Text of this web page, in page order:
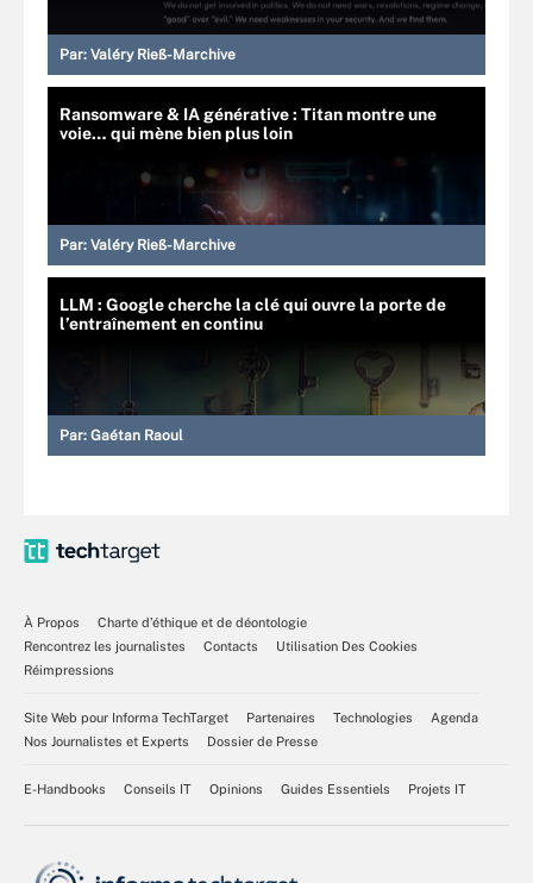
Par: Valéry Rieß-Marchive
Ransomware & IA générative : Titan montre une
voie… qui mène bien plus loin
Par: Valéry Rieß-Marchive
LLM : Google cherche la clé qui ouvre la porte de
l’entraînement en continu
Par: Gaétan Raoul
À Propos
Charte d’éthique et de déontologie
Rencontrez les journalistes
Contacts
Utilisation Des Cookies
Réimpressions
Site Web pour Informa TechTarget Partenaires Technologies
Agenda
Nos Journalistes et Experts
Dossier de Presse
E-Handbooks Conseils IT Opinions Guides Essentiels Projets IT